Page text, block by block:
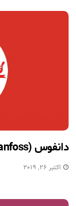
دانفوس (Danfoss)
اکتبر 26, 2019